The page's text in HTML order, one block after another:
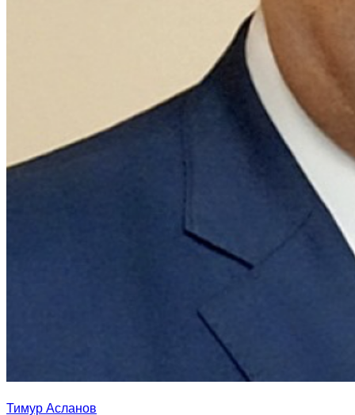
Тимур Асланов